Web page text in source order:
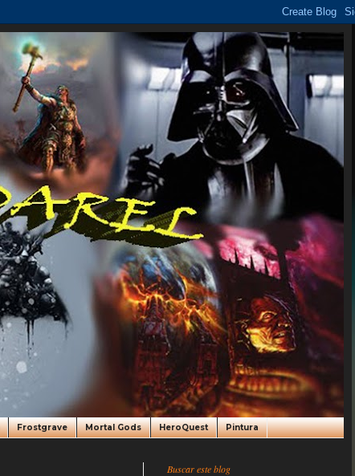
Frostgrave Mortal Gods HeroQuest Pintura
Buscar este blog